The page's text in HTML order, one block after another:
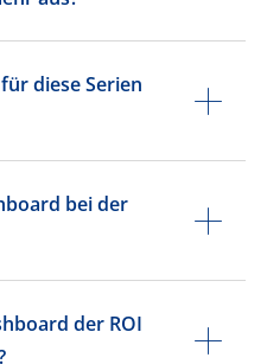
diese Serien
bei der
der ROI